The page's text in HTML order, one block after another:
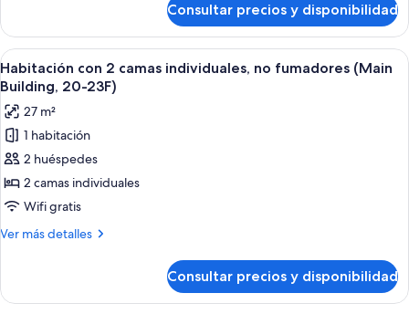
(Main
Building,
7-
15F)
individual,
no
fumadores
(Main
Building,
7-
15F)
Consultar precios y disponibilidad
Abrir
todas
las
fotos
de
Habitación
con
2
camas
fumadores
Una habitación de hotel con dos
8
Habitación con 2 camas individuales, no fumadores (Main
Building, 20-23F)
27 m²
1 habitación
2 huéspedes
2 camas individuales
Wifi gratis
Ver más detalles
Más
con
Consultar precios y disponibilidad